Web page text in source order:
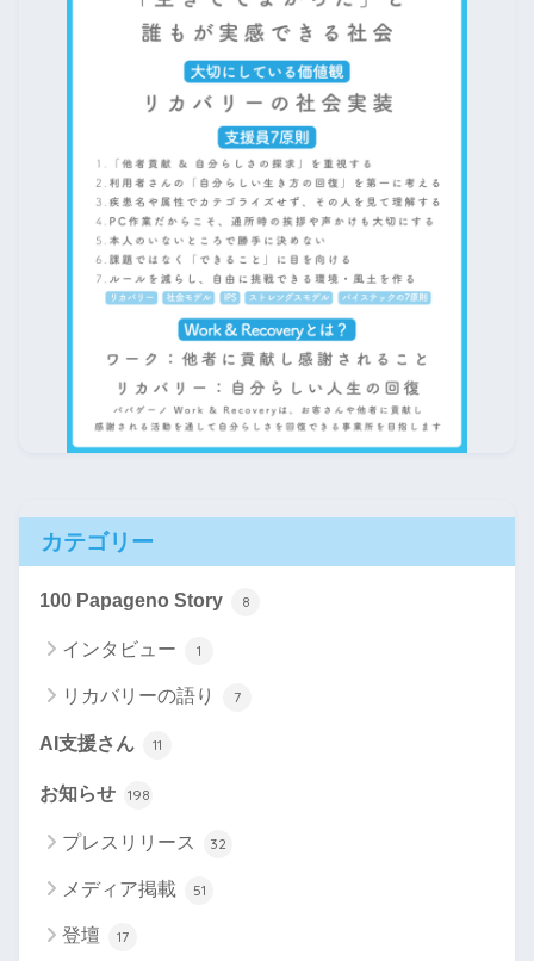
カテゴリー
100 Papageno Story 8
インタビュー 1
リカバリーの語り 7
AI支援さん 11
お知らせ 198
プレスリリース 32
メディア掲載 51
登壇 17